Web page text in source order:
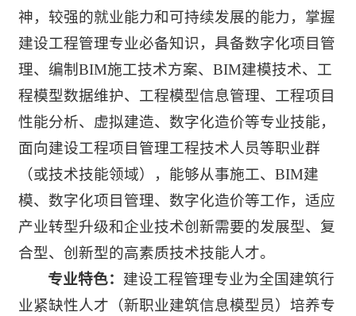
神，较强的就业能力和可持续发展的能力，掌握
建设工程管理专业必备知识，具备数字化项目管
理、编制BIM施工技术方案、BIM建模技术、工
程模型数据维护、工程模型信息管理、工程项目
性能分析、虚拟建造、数字化造价等专业技能，
面向建设工程项目管理工程技术人员等职业群
（或技术技能领域），能够从事施工、BIM建
模、数字化项目管理、数字化造价等工作，适应
产业转型升级和企业技术创新需要的发展型、复
合型、创新型的高素质技术技能人才。
专业特色： 建设工程管理专业为全国建筑行
业紧缺性人才（新职业建筑信息模型员）培养专